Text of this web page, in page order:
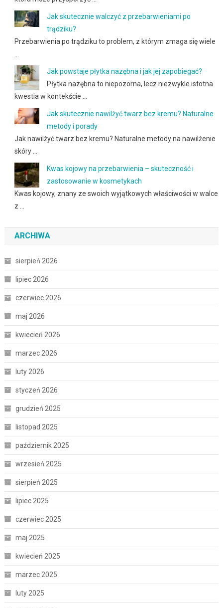
Jak skutecznie walczyć z przebarwieniami po
trądziku?
Przebarwienia po trądziku to problem, z którym zmaga się wiele
Jak powstaje płytka nazębna i jak jej zapobiegać?
Płytka nazębna to niepozorna, lecz niezwykle istotna
kwestia w kontekście …
Jak skutecznie nawilżyć twarz bez kremu? Naturalne
metody i porady
Jak nawilżyć twarz bez kremu? Naturalne metody na nawilżenie
skóry …
Kwas kojowy na przebarwienia – skuteczność i
zastosowanie w kosmetykach
Kwas kojowy, znany ze swoich wyjątkowych właściwości w walce
z …
ARCHIWA
sierpień 2026
lipiec 2026
czerwiec 2026
maj 2026
kwiecień 2026
marzec 2026
luty 2026
styczeń 2026
grudzień 2025
listopad 2025
październik 2025
wrzesień 2025
sierpień 2025
lipiec 2025
czerwiec 2025
maj 2025
kwiecień 2025
marzec 2025
luty 2025